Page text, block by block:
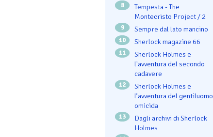
8
Tempesta - The
Montecristo Project / 2
9 Sempre dal lato mancino
10 Sherlock magazine 66
11
Sherlock Holmes e
l'avventura del secondo
cadavere
12
Sherlock Holmes e
l’avventura del gentiluomo
omicida
13
Dagli archivi di Sherlock
Holmes